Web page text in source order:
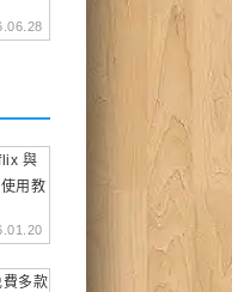
與
用教
多款